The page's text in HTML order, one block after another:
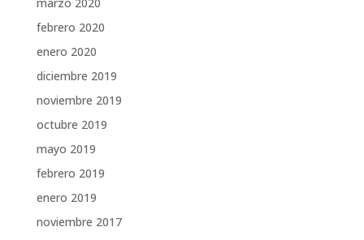
febrero 2020
enero 2020
diciembre 2019
noviembre 2019
octubre 2019
mayo 2019
febrero 2019
enero 2019
noviembre 2017